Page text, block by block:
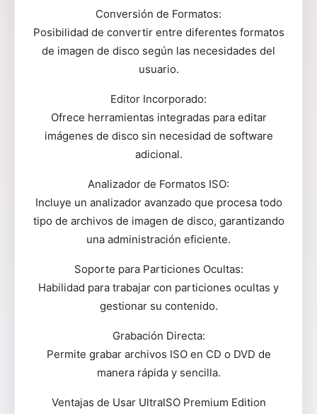
Conversión de Formatos:
Posibilidad de convertir entre diferentes formatos
de imagen de disco según las necesidades del
usuario.
Editor Incorporado:
Ofrece herramientas integradas para editar
imágenes de disco sin necesidad de software
adicional.
Analizador de Formatos ISO:
Incluye un analizador avanzado que procesa todo
tipo de archivos de imagen de disco, garantizando
una administración eficiente.
Soporte para Particiones Ocultas:
Habilidad para trabajar con particiones ocultas y
gestionar su contenido.
Grabación Directa:
Permite grabar archivos ISO en CD o DVD de
manera rápida y sencilla.
Ventajas de Usar UltraISO Premium Edition